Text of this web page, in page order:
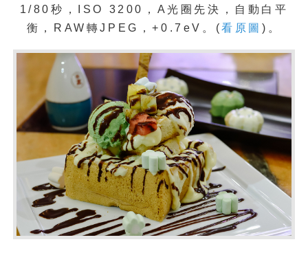
1/80秒，ISO 3200，A光圈先決，自動白平
衡，RAW轉JPEG，+0.7eV。(看原圖 )。